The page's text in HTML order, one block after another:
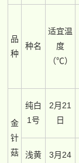
品
种
种名
适宜温
度
（℃）
金
针
菇
纯白
1号
2月21
日
浅黄
3月24